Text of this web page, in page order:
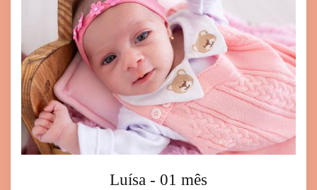
Luísa - 01 mês